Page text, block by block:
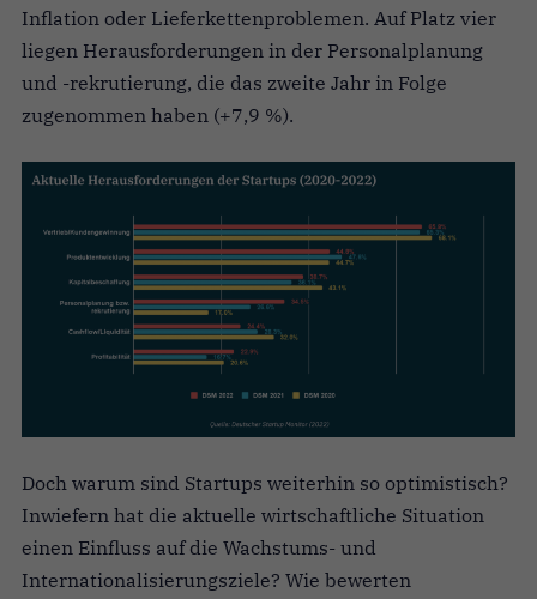
Inflation oder Lieferkettenproblemen. Auf Platz vier
liegen Herausforderungen in der Personalplanung
und -rekrutierung, die das zweite Jahr in Folge
zugenommen haben (+7,9 %).
Doch warum sind Startups weiterhin so optimistisch?
Inwiefern hat die aktuelle wirtschaftliche Situation
einen Einfluss auf die Wachstums- und
Internationalisierungsziele? Wie bewerten